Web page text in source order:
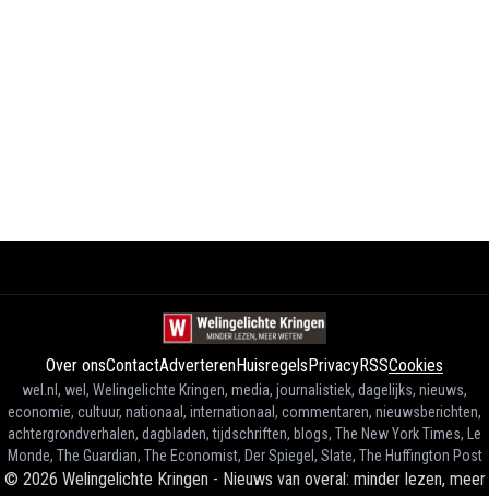
Over onsContactAdverterenHuisregelsPrivacyRSSCookies
wel.nl, wel, Welingelichte Kringen, media, journalistiek, dagelijks, nieuws,
economie, cultuur, nationaal, internationaal, commentaren, nieuwsberichten,
achtergrondverhalen, dagbladen, tijdschriften, blogs, The New York Times, Le
Monde, The Guardian, The Economist, Der Spiegel, Slate, The Huffington Post
© 2026 Welingelichte Kringen - Nieuws van overal: minder lezen, meer